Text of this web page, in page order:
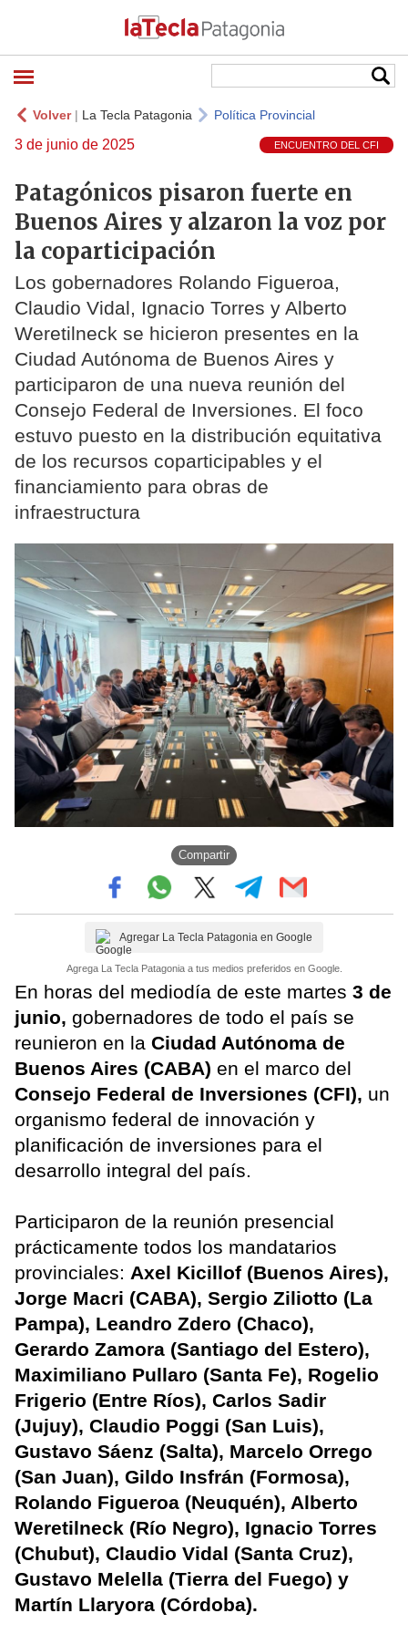
Volver| La Tecla Patagonia Política Provincial
3 de junio de 2025 ENCUENTRO DEL CFI
Patagónicos pisaron fuerte en
Buenos Aires y alzaron la voz por
la coparticipación
Los gobernadores Rolando Figueroa,
Claudio Vidal, Ignacio Torres y Alberto
Weretilneck se hicieron presentes en la
Ciudad Autónoma de Buenos Aires y
participaron de una nueva reunión del
Consejo Federal de Inversiones. El foco
estuvo puesto en la distribución equitativa
de los recursos coparticipables y el
financiamiento para obras de
infraestructura
Compartir
Agregar La Tecla Patagonia en Google
Agrega La Tecla Patagonia a tus medios preferidos en Google.
En horas del mediodía de este martes 3 de
junio, gobernadores de todo el país se
reunieron en la Ciudad Autónoma de
Buenos Aires (CABA) en el marco del
Consejo Federal de Inversiones (CFI), un
organismo federal de innovación y
planificación de inversiones para el
desarrollo integral del país.
Participaron de la reunión presencial
prácticamente todos los mandatarios
provinciales: Axel Kicillof (Buenos Aires),
Jorge Macri (CABA), Sergio Ziliotto (La
Pampa), Leandro Zdero (Chaco),
Gerardo Zamora (Santiago del Estero),
Maximiliano Pullaro (Santa Fe), Rogelio
Frigerio (Entre Ríos), Carlos Sadir
(Jujuy), Claudio Poggi (San Luis),
Gustavo Sáenz (Salta), Marcelo Orrego
(San Juan), Gildo Insfrán (Formosa),
Rolando Figueroa (Neuquén), Alberto
Weretilneck (Río Negro), Ignacio Torres
(Chubut), Claudio Vidal (Santa Cruz),
Gustavo Melella (Tierra del Fuego) y
Martín Llaryora (Córdoba).